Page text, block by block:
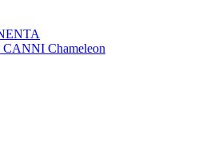
CANNI Chameleon